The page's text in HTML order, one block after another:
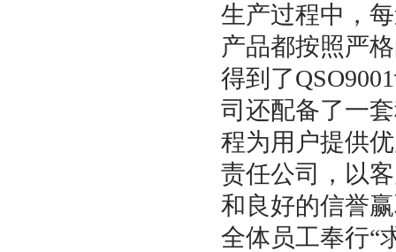
生产过程中，
产品都按照严
得到了
司还配备了一
程为用户提供
责任公司，以
和良好的信誉
全体员工奉行“